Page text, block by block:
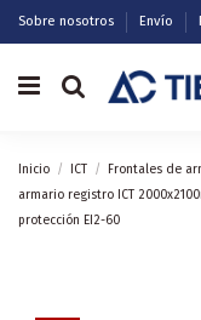
Sobre nosotros Envío
Inicio ICT Frontales de
armario registro ICT
protección EI2-60